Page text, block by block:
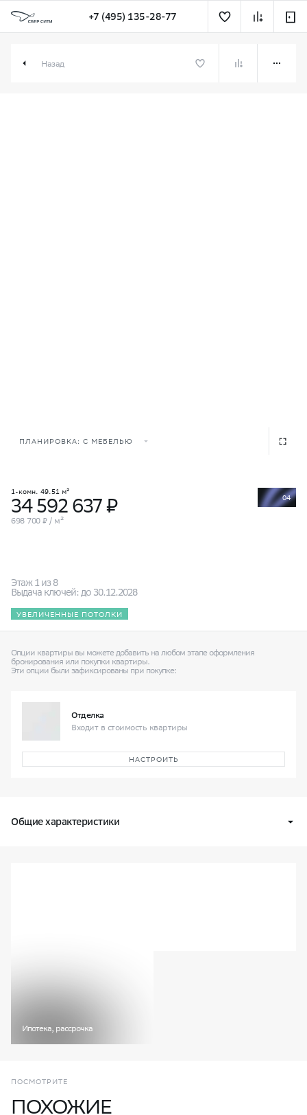
+7 (495) 135-28-77
Назад
ПЛАНИРОВКА: С МЕБЕЛЬЮ
04
1-комн. 49.51 м²
34 592 637 ₽
698 700 ₽ / м²
Этаж 1 из 8
Выдача ключей: до 30.12.2028
УВЕЛИЧЕННЫЕ ПОТОЛКИ
Опции квартиры вы можете добавить на любом этапе оформления
бронирования или покупки квартиры.
Эти опции были зафиксированы при покупке:
Отделка
Входит в стоимость квартиры
НАСТРОИТЬ
Общие характеристики
Ипотека, рассрочка
ПОСМОТРИТЕ
ПОХОЖИЕ